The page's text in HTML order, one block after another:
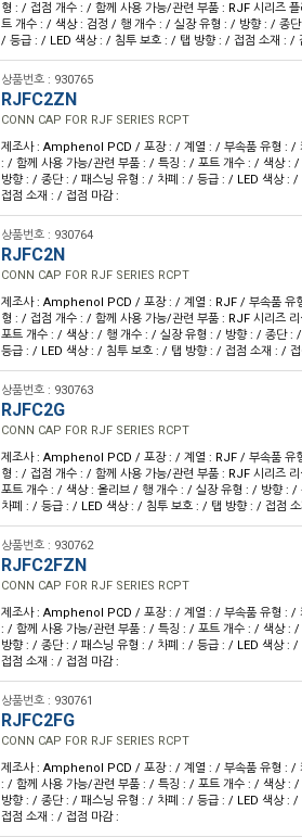
형 : / 접점 개수 : / 함께 사용 가능/관련 부품 : RJF 시리즈
트 개수 : / 색상 : 검정 / 행 개수 : / 실장 유형 : / 방향 : / 종
/ 등급 : / LED 색상 : / 침투 보호 : / 탭 방향 : / 접점 소재 : /
상품번호 : 930765
RJFC2ZN
CONN CAP FOR RJF SERIES RCPT
제조사 : Amphenol PCD / 포장 : / 계열 : / 부속품 유형 : /
: / 함께 사용 가능/관련 부품 : / 특징 : / 포트 개수 : / 색상 :
방향 : / 종단 : / 패스닝 유형 : / 차폐 : / 등급 : / LED 색상 :
접점 소재 : / 접점 마감 :
상품번호 : 930764
RJFC2N
CONN CAP FOR RJF SERIES RCPT
제조사 : Amphenol PCD / 포장 : / 계열 : RJF / 부속품 유
형 : / 접점 개수 : / 함께 사용 가능/관련 부품 : RJF 시리즈
포트 개수 : / 색상 : / 행 개수 : / 실장 유형 : / 방향 : / 종단 :
등급 : / LED 색상 : / 침투 보호 : / 탭 방향 : / 접점 소재 : /
상품번호 : 930763
RJFC2G
CONN CAP FOR RJF SERIES RCPT
제조사 : Amphenol PCD / 포장 : / 계열 : RJF / 부속품 유
형 : / 접점 개수 : / 함께 사용 가능/관련 부품 : RJF 시리즈
포트 개수 : / 색상 : 올리브 / 행 개수 : / 실장 유형 : / 방향 :
차폐 : / 등급 : / LED 색상 : / 침투 보호 : / 탭 방향 : / 접점
상품번호 : 930762
RJFC2FZN
CONN CAP FOR RJF SERIES RCPT
제조사 : Amphenol PCD / 포장 : / 계열 : / 부속품 유형 : /
: / 함께 사용 가능/관련 부품 : / 특징 : / 포트 개수 : / 색상 :
방향 : / 종단 : / 패스닝 유형 : / 차폐 : / 등급 : / LED 색상 :
접점 소재 : / 접점 마감 :
상품번호 : 930761
RJFC2FG
CONN CAP FOR RJF SERIES RCPT
제조사 : Amphenol PCD / 포장 : / 계열 : / 부속품 유형 : /
: / 함께 사용 가능/관련 부품 : / 특징 : / 포트 개수 : / 색상 :
방향 : / 종단 : / 패스닝 유형 : / 차폐 : / 등급 : / LED 색상 :
접점 소재 : / 접점 마감 :